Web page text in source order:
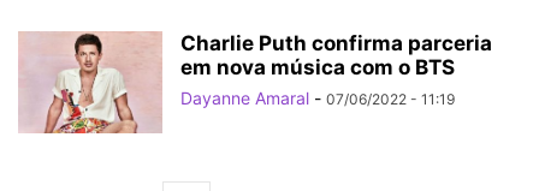
Charlie Puth confirma parceria
em nova música com o BTS
Dayanne Amaral - 07/06/2022 - 11:19